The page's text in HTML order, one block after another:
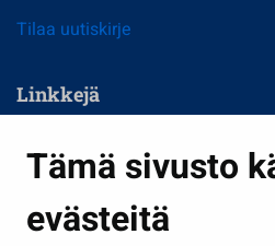
Tämä sivusto
evästeitä
Tilaa uutiskirje
Linkkejä
Kasvatus ja opetus
Kulttuuri ja liikunta